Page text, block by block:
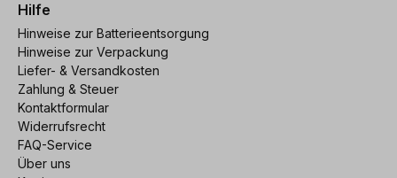
Hilfe
Hinweise zur Batterieentsorgung
Hinweise zur Verpackung
Liefer- & Versandkosten
Zahlung & Steuer
Kontaktformular
Widerrufsrecht
FAQ-Service
Über uns